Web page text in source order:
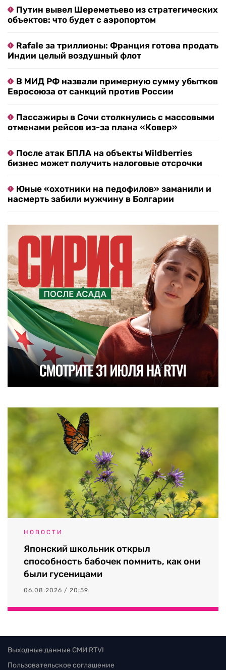
Путин вывел Шереметьево из стратегических
объектов: что будет с аэропортом
Rafale за триллионы: Франция готова продать
Индии целый воздушный флот
В МИД РФ назвали примерную сумму убытков
Евросоюза от санкций против России
Пассажиры в Сочи столкнулись с массовыми
отменами рейсов из-за плана «Ковер»
После атак БПЛА на объекты Wildberries
бизнес может получить налоговые отсрочки
Юные «охотники на педофилов» заманили и
насмерть забили мужчину в Болгарии
НОВОСТИ
Японский школьник открыл
способность бабочек помнить, как они
были гусеницами
06.08.2026 / 20:59
Выходные данные СМИ RTVI
Пользовательское соглашение